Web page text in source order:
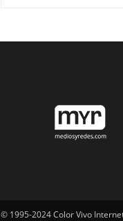
© 1995-2024 Color Vivo